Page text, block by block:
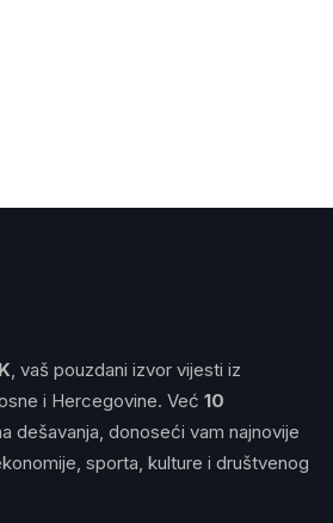
, vaš pouzdani izvor vijesti iz
i Hercegovine. Već 10
dešavanja, donoseći vam najnovije
sporta, kulture i društvenog